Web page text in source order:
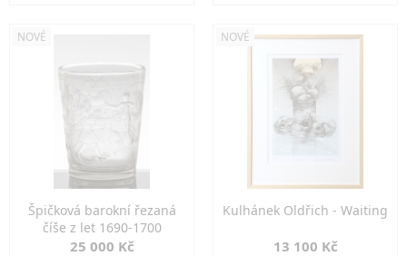
NOVÉ
Špičková barokní řezaná
číše z let 1690-1700
25 000 Kč
NOVÉ
Kulhánek Oldřich - Waiting
13 100 Kč